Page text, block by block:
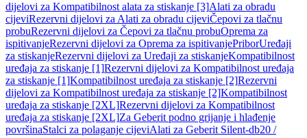
dijelovi za Kompatibilnost alata za stiskanje [3]Alati za obradu
cijeviRezervni dijelovi za Alati za obradu cijeviČepovi za tlačnu
probuRezervni dijelovi za Čepovi za tlačnu probuOprema za
ispitivanjeRezervni dijelovi za Oprema za ispitivanjePriborUređaji
za stiskanjeRezervni dijelovi za Uređaji za stiskanjeKompatibilnost
uređaja za stiskanje [1]Rezervni dijelovi za Kompatibilnost uređaja
za stiskanje [1]Kompatibilnost uređaja za stiskanje [2]Rezervni
dijelovi za Kompatibilnost uređaja za stiskanje [2]Kompatibilnost
uređaja za stiskanje [2XL]Rezervni dijelovi za Kompatibilnost
uređaja za stiskanje [2XL]Za Geberit podno grijanje i hlađenje
površinaStalci za polaganje cijeviAlati za Geberit Silent-db20 /